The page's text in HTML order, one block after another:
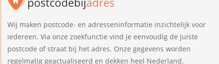
Wij maken postcode- en adresseninformatie inzichtelijk voor
iedereen. Via onze zoekfunctie vind je eenvoudig de juiste
postcode of straat bij het adres. Onze gegevens worden
regelmatig geactualiseerd en dekken heel Nederland.